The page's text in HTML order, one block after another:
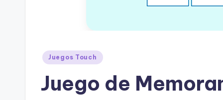
Juegos Touch
Juego de